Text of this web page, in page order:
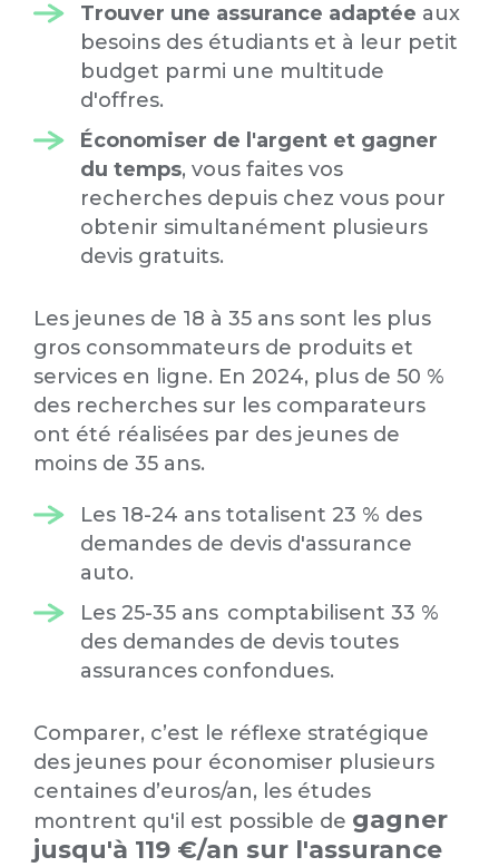
Trouver une assurance adaptée aux
besoins des étudiants et à leur petit
budget parmi une multitude
d'offres.
Économiser de l'argent et gagner
du temps, vous faites vos
recherches depuis chez vous pour
obtenir simultanément plusieurs
devis gratuits.
Les jeunes de 18 à 35 ans sont les plus
gros consommateurs de produits et
services en ligne. En 2024, plus de 50 %
des recherches sur les comparateurs
ont été réalisées par des jeunes de
moins de 35 ans.
Les 18-24 ans totalisent 23 % des
demandes de devis d'assurance
auto.
Les 25-35 ans comptabilisent 33 %
des demandes de devis toutes
assurances confondues.
Comparer, c’est le réflexe stratégique
des jeunes pour économiser plusieurs
centaines d’euros/an, les études
montrent qu'il est possible de gagner
jusqu'à 119 €/an sur l'assurance